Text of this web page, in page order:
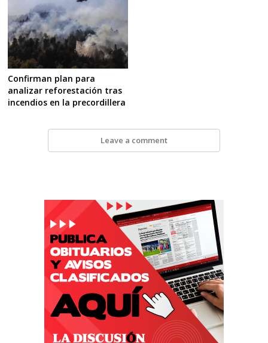
Confirman plan para
analizar reforestación tras
incendios en la precordillera
Leave a comment